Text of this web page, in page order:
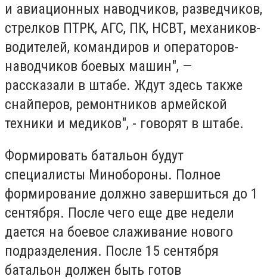
и авиационных наводчиков, разведчиков,
стрелков ПТРК, АГС, ПК, НСВТ, механиков-
водителей, командиров и операторов-
наводчиков боевых машин", —
рассказали в штабе. Ждут здесь также
снайперов, ремонтников армейской
техники и медиков", - говорят в штабе.
Формировать батальон будут
специалисты Минобороны. Полное
формирование должно завершиться до 1
сентября. После чего еще две недели
дается на боевое слаживание нового
подразделения. После 15 сентября
батальон должен быть готов